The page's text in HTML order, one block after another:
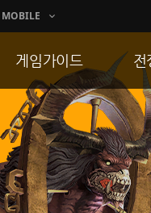
MOBILE
게임가이드
게임 특징
서버가이드
신병훈련소
세부가이드
전
통
공